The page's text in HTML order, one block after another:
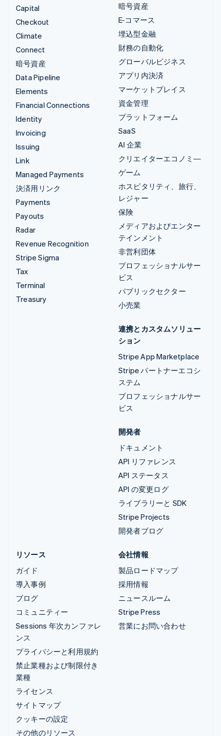
Capital
Checkout
Climate
Connect
暗号資産
Data Pipeline
Elements
Financial Connections
Identity
Invoicing
Issuing
Link
Managed Payments
決済用リンク
Payments
Payouts
Radar
Revenue Recognition
Stripe Sigma
Tax
Terminal
Treasury
暗号資産
E-コマース
埋込型金融
財務の自動化
グローバルビジネス
アプリ内決済
マーケットプレイス
資金管理
プラットフォーム
SaaS
AI 企業
クリエイターエコノミ―
ゲーム
ホスピタリティ、旅行、
レジャー
保険
メディアおよびエンター
テインメント
非営利団体
プロフェッショナルサー
ビス
パブリックセクター
小売業
連携とカスタムソリュー
ション
Stripe App Marketplace
Stripe パートナーエコシ
ステム
プロフェッショナルサー
ビス
開発者
ドキュメント
API リファレンス
API ステータス
API の変更ログ
ライブラリーと SDK
Stripe Projects
開発者ブログ
リソース
ガイド
導入事例
ブログ
コミュニティー
Sessions 年次カンファレ
ンス
プライバシーと利用規約
禁止業種および制限付き
業種
ライセンス
サイトマップ
クッキーの設定
その他のリソース
会社情報
製品ロードマップ
採用情報
ニュースルーム
Stripe Press
営業にお問い合わせ